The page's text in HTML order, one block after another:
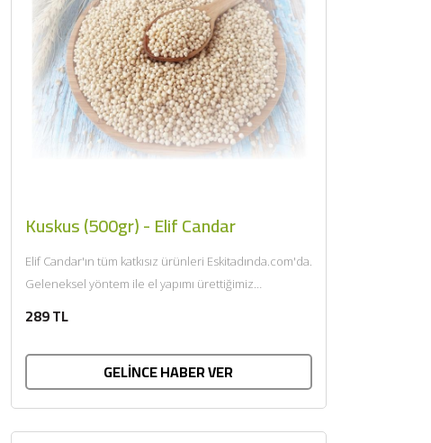
Kuskus (500gr) - Elif Candar
Elif Candar'ın tüm katkısız ürünleri Eskitadında.com'da.
Geleneksel yöntem ile el yapımı ürettiğimiz
289 TL
GELİNCE HABER VER